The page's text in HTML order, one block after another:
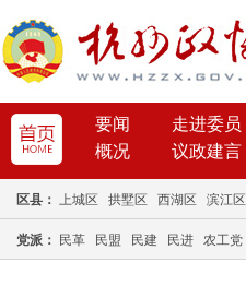
要闻 走进委员
概况
议政建言
区县： 上城区 拱墅区 西湖区 滨江区
党派： 民革 民盟 民建 民进 农工党